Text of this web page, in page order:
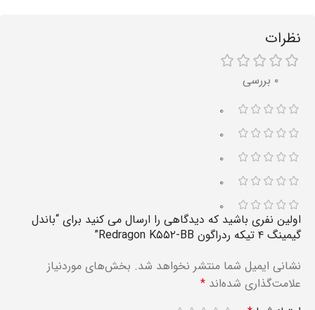
نظرات
۰ بررسی
۰
۰
۰
۰
۰
اولین نفری باشید که دیدگاهی را ارسال می کنید برای “باندل
گیمینگ ۴ تیکه ردراگون Redragon K۵۵۲-BB”
نشانی ایمیل شما منتشر نخواهد شد. بخش‌های موردنیاز
علامت‌گذاری شده‌اند *